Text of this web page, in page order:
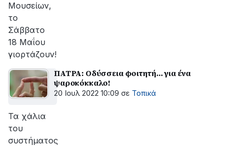
Μουσείων,
το
Σάββατο
18 Μαΐου
γιορτάζουν!
ΠΑΤΡΑ: Οδύσσεια φοιτητή… για ένα
ψαροκόκκαλο!
20 Ιουλ 2022 10:09 σε Τοπικά
Τα χάλια
του
συστήματος